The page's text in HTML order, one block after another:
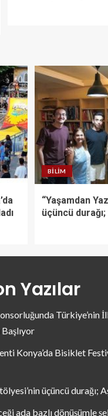
BILIM
“Yaşamdan
üçüncü
Yazılar
Türkiye’nin
Konya’da Bisiklet
üçüncü durağı;
ada bazlı dönüşümle